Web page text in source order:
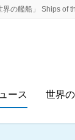
の艦船」 Ships of
ース 世界